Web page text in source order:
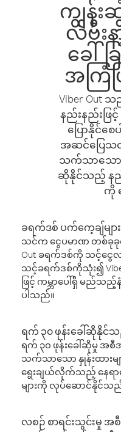
ကျွန်း
လ်ဗီးန
ခေါ်
အကြံပ
Viber
နည်းနည်းဖြင့်
ပြောနိုင်စ
အဆင်ပြေသလို
သက်သာသော နှု
ဆိုနိုင်သည့် နည်
ကို
ခရက်ဒစ် ပက်ကေ့ချ်များ
သင်က ငွေပမာဏ တစ်ခု
Out ခရက်ဒစ်ကို သင့်ငွ
သင့်ခရက်ဒစ်ကိုသုံး၍
ဖြင့် ကမ္ဘာပေါ်ရှိ မည်သ
ပါသည်။
ရက် ၃၀ ဖုန်းခေါ်ဆိုနိုင်
ရက် ၃၀ ဖုန်းခေါ်ဆိုမှု အ
သက်သာသော နှုန်းထားမ
ရွေးချယ်လိုက်သည့် နေရ
များကို လုပ်ဆောင်နိုင်သ
လစဉ် စာရင်းသွင်းမှု အစီ